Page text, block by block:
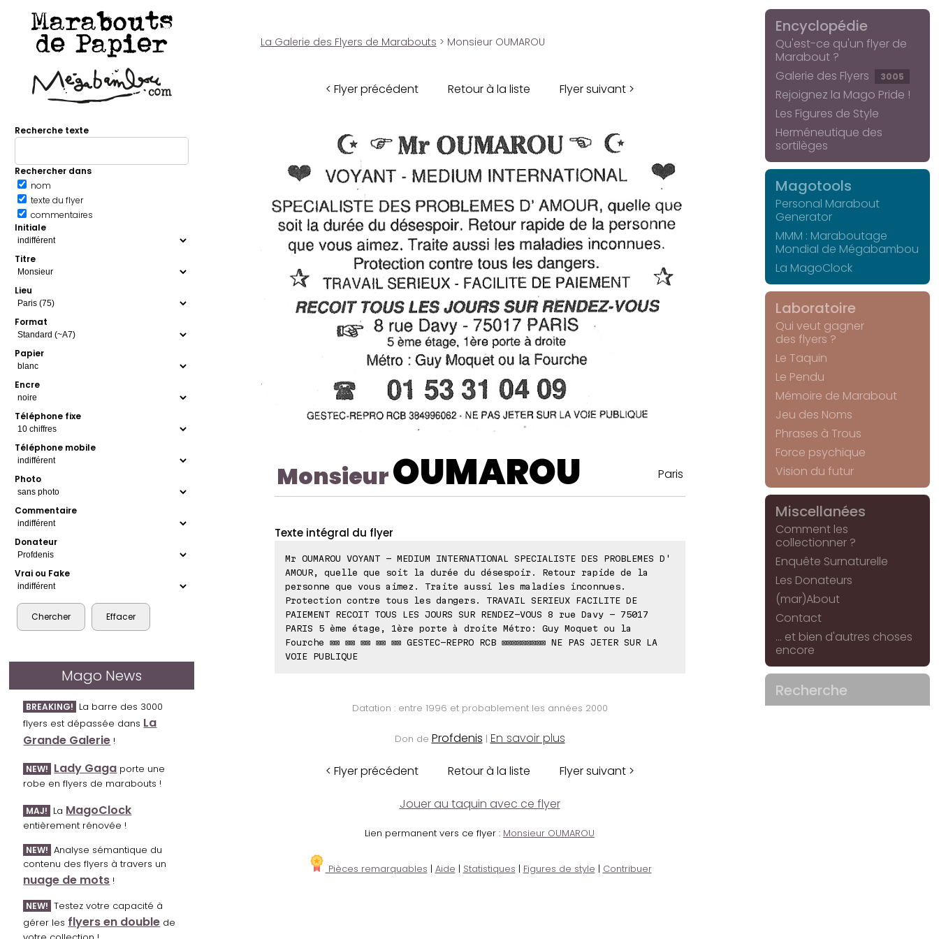
Marabouts
de Papier
Recherche texte
Rechercher dans
nom
texte du flyer
commentaires
Initiale
Titre
Lieu
Format
Papier
Encre
Téléphone fixe
Téléphone mobile
Photo
Commentaire
Donateur
Vrai ou Fake
Mago News
BREAKING! La barre des 3000
flyers est dépassée dans La
Grande Galerie !
NEW! Lady Gaga porte une
robe en flyers de marabouts !
MAJ! La MagoClock
entièrement rénovée !
NEW! Analyse sémantique du
contenu des flyers à travers un
nuage de mots !
NEW! Testez votre capacité à
gérer les flyers en double de
La Galerie des Flyers de Marabouts > Monsieur OUMAROU
< Flyer précédent Retour à la liste Flyer suivant >
MonsieurOUMAROU Paris
Texte intégral du flyer
Mr OUMAROU VOYANT - MEDIUM INTERNATIONAL SPECIALISTE DES PROBLEMES D'
AMOUR, quelle que soit la durée du désespoir. Retour rapide de la
personne que vous aimez. Traite aussi les maladies inconnues.
Protection contre tous les dangers. TRAVAIL SERIEUX FACILITE DE
PAIEMENT RECOIT TOUS LES JOURS SUR RENDEZ-VOUS 8 rue Davy - 75017
PARIS 5 ème étage, 1ère porte à droite Métro: Guy Moquet ou la
Fourche ⊠⊠ ⊠⊠ ⊠⊠ ⊠⊠ ⊠⊠ GESTEC-REPRO RCB ⊠⊠⊠⊠⊠⊠⊠⊠⊠ NE PAS JETER SUR LA
VOIE PUBLIQUE
Datation : entre 1996 et probablement les années 2000
Don de Profdenis | En savoir plus
< Flyer précédent Retour à la liste Flyer suivant >
Jouer au taquin avec ce flyer
Lien permanent vers ce flyer : Monsieur OUMAROU
Pièces remarquables | Aide | Statistiques | Figures de style | Contribuer
Encyclopédie
Qu'est-ce qu'un flyer de
Marabout ?
Galerie des Flyers
3005
Rejoignez la Mago Pride !
Les Figures de Style
Herméneutique des
sortilèges
Magotools
Personal Marabout
Generator
MMM : Maraboutage
Mondial de Mégabambou
La MagoClock
Laboratoire
Qui veut gagner
des flyers ?
Le Taquin
Le Pendu
Mémoire de Marabout
Jeu des Noms
Phrases à Trous
Force psychique
Vision du futur
Miscellanées
Comment les
collectionner ?
Enquête Surnaturelle
Les Donateurs
(mar)About
Contact
... et bien d'autres choses
encore
Recherche